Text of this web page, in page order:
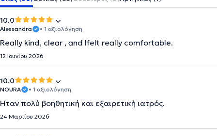
10.0
Alessandra • 1 αξιολόγηση
Really kind, clear , and Ifelt really comfortable.
12 Ιουνίου 2026
10.0
NOURA • 1 αξιολόγηση
Ήταν πολύ βοηθητική και εξαιρετική ιατρός.
24 Μαρτίου 2026